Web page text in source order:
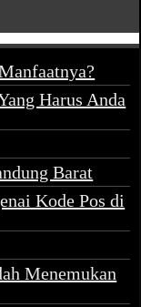
Harus Anda
Barat
Kode Pos di
Menemukan